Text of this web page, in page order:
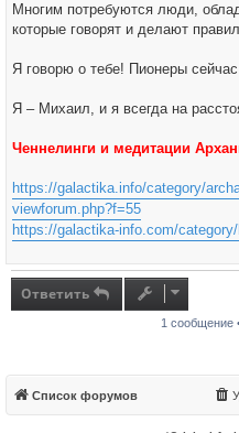
Многим потребуются люди,
которые говорят и делают
Я говорю о тебе! Пионеры
Я – Михаил, и я всегда на
Ченнелинги и медитации
https://galactika.info/category/
viewforum.php?f=55
https://galactika-info.com/
Ответить
1 сообщение
Список форумов